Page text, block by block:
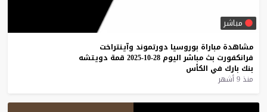
مباشر
مشاهدة مباراة بوروسيا دورتموند وآينتراخت
فرانكفورت بث مباشر اليوم 28-10-2025 قمة دويتشه
بنك بارك في الكأس
منذ 9 أشهر